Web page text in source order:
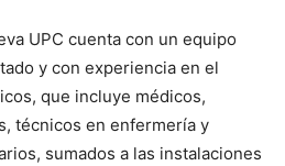
UPC cuenta con un equipo
y con experiencia en el
que incluye médicos,
técnicos en enfermería y
sumados a las instalaciones